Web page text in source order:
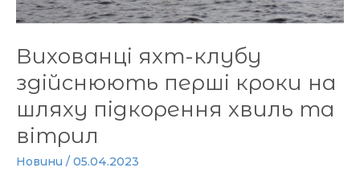
Вихованці яхт-клубу
здійснюють перші кроки на
шляху підкорення хвиль та
вітрил
Новини / 05.04.2023
хвиль
вітрил